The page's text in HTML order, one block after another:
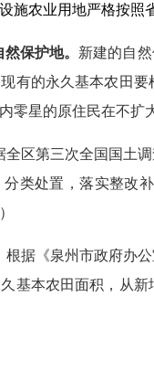
施农业用地严格按照
保护地。 新建的自
有的永久基本农田
零星的原住民在不
全区第三次全国国土
类处置，落实整改
根据《泉州市政府办
基本农田面积，从